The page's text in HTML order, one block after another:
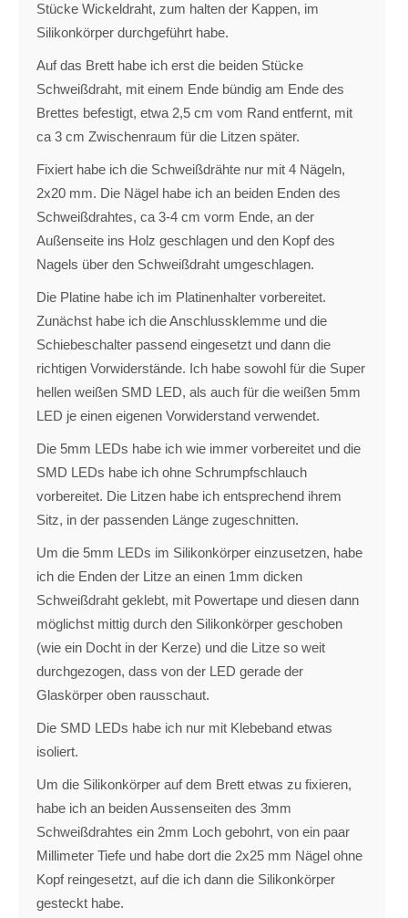
Stücke Wickeldraht, zum halten der Kappen, im
Silikonkörper durchgeführt habe.
Auf das Brett habe ich erst die beiden Stücke
Schweißdraht, mit einem Ende bündig am Ende des
Brettes befestigt, etwa 2,5 cm vom Rand entfernt, mit
ca 3 cm Zwischenraum für die Litzen später.
Fixiert habe ich die Schweißdrähte nur mit 4 Nägeln,
2x20 mm. Die Nägel habe ich an beiden Enden des
Schweißdrahtes, ca 3-4 cm vorm Ende, an der
Außenseite ins Holz geschlagen und den Kopf des
Nagels über den Schweißdraht umgeschlagen.
Die Platine habe ich im Platinenhalter vorbereitet.
Zunächst habe ich die Anschlussklemme und die
Schiebeschalter passend eingesetzt und dann die
richtigen Vorwiderstände. Ich habe sowohl für die Super
hellen weißen SMD LED, als auch für die weißen 5mm
LED je einen eigenen Vorwiderstand verwendet.
Die 5mm LEDs habe ich wie immer vorbereitet und die
SMD LEDs habe ich ohne Schrumpfschlauch
vorbereitet. Die Litzen habe ich entsprechend ihrem
Sitz, in der passenden Länge zugeschnitten.
Um die 5mm LEDs im Silikonkörper einzusetzen, habe
ich die Enden der Litze an einen 1mm dicken
Schweißdraht geklebt, mit Powertape und diesen dann
möglichst mittig durch den Silikonkörper geschoben
(wie ein Docht in der Kerze) und die Litze so weit
durchgezogen, dass von der LED gerade der
Glaskörper oben rausschaut.
Die SMD LEDs habe ich nur mit Klebeband etwas
isoliert.
Um die Silikonkörper auf dem Brett etwas zu fixieren,
habe ich an beiden Aussenseiten des 3mm
Schweißdrahtes ein 2mm Loch gebohrt, von ein paar
Millimeter Tiefe und habe dort die 2x25 mm Nägel ohne
Kopf reingesetzt, auf die ich dann die Silikonkörper
gesteckt habe.